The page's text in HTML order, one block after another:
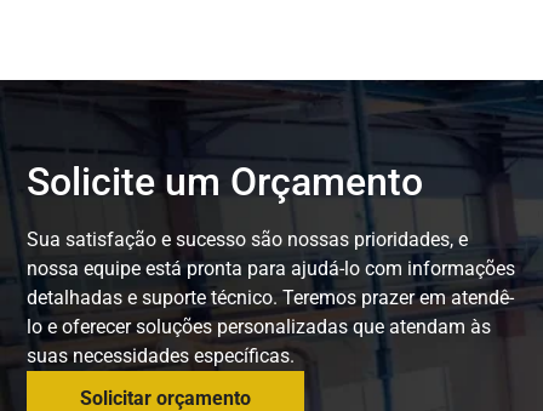
Solicite um Orçamento
Sua satisfação e sucesso são nossas prioridades, e
nossa equipe está pronta para ajudá-lo com informações
detalhadas e suporte técnico. Teremos prazer em atendê-
lo e oferecer soluções personalizadas que atendam às
suas necessidades específicas.
Solicitar orçamento